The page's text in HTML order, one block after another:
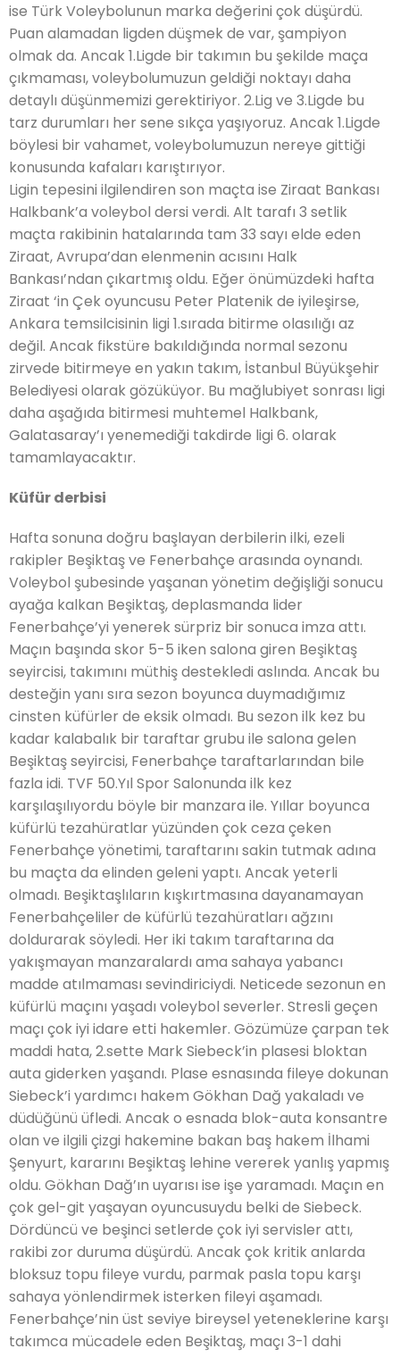
ise Türk Voleybolunun marka değerini çok düşürdü.
Puan alamadan ligden düşmek de var, şampiyon
olmak da. Ancak 1.Ligde bir takımın bu şekilde maça
çıkmaması, voleybolumuzun geldiği noktayı daha
detaylı düşünmemizi gerektiriyor. 2.Lig ve 3.Ligde bu
tarz durumları her sene sıkça yaşıyoruz. Ancak 1.Ligde
böylesi bir vahamet, voleybolumuzun nereye gittiği
konusunda kafaları karıştırıyor.
Ligin tepesini ilgilendiren son maçta ise Ziraat Bankası
Halkbank’a voleybol dersi verdi. Alt tarafı 3 setlik
maçta rakibinin hatalarında tam 33 sayı elde eden
Ziraat, Avrupa’dan elenmenin acısını Halk
Bankası’ndan çıkartmış oldu. Eğer önümüzdeki hafta
Ziraat ‘in Çek oyuncusu Peter Platenik de iyileşirse,
Ankara temsilcisinin ligi 1.sırada bitirme olasılığı az
değil. Ancak fikstüre bakıldığında normal sezonu
zirvede bitirmeye en yakın takım, İstanbul Büyükşehir
Belediyesi olarak gözüküyor. Bu mağlubiyet sonrası ligi
daha aşağıda bitirmesi muhtemel Halkbank,
Galatasaray’ı yenemediği takdirde ligi 6. olarak
tamamlayacaktır.
Küfür derbisi
Hafta sonuna doğru başlayan derbilerin ilki, ezeli
rakipler Beşiktaş ve Fenerbahçe arasında oynandı.
Voleybol şubesinde yaşanan yönetim değişliği sonucu
ayağa kalkan Beşiktaş, deplasmanda lider
Fenerbahçe’yi yenerek sürpriz bir sonuca imza attı.
Maçın başında skor 5-5 iken salona giren Beşiktaş
seyircisi, takımını müthiş destekledi aslında. Ancak bu
desteğin yanı sıra sezon boyunca duymadığımız
cinsten küfürler de eksik olmadı. Bu sezon ilk kez bu
kadar kalabalık bir taraftar grubu ile salona gelen
Beşiktaş seyircisi, Fenerbahçe taraftarlarından bile
fazla idi. TVF 50.Yıl Spor Salonunda ilk kez
karşılaşılıyordu böyle bir manzara ile. Yıllar boyunca
küfürlü tezahüratlar yüzünden çok ceza çeken
Fenerbahçe yönetimi, taraftarını sakin tutmak adına
bu maçta da elinden geleni yaptı. Ancak yeterli
olmadı. Beşiktaşlıların kışkırtmasına dayanamayan
Fenerbahçeliler de küfürlü tezahüratları ağzını
doldurarak söyledi. Her iki takım taraftarına da
yakışmayan manzaralardı ama sahaya yabancı
madde atılmaması sevindiriciydi. Neticede sezonun en
küfürlü maçını yaşadı voleybol severler. Stresli geçen
maçı çok iyi idare etti hakemler. Gözümüze çarpan tek
maddi hata, 2.sette Mark Siebeck’in plasesi bloktan
auta giderken yaşandı. Plase esnasında fileye dokunan
Siebeck’i yardımcı hakem Gökhan Dağ yakaladı ve
düdüğünü üfledi. Ancak o esnada blok-auta konsantre
olan ve ilgili çizgi hakemine bakan baş hakem İlhami
Şenyurt, kararını Beşiktaş lehine vererek yanlış yapmış
oldu. Gökhan Dağ’ın uyarısı ise işe yaramadı. Maçın en
çok gel-git yaşayan oyuncusuydu belki de Siebeck.
Dördüncü ve beşinci setlerde çok iyi servisler attı,
rakibi zor duruma düşürdü. Ancak çok kritik anlarda
bloksuz topu fileye vurdu, parmak pasla topu karşı
sahaya yönlendirmek isterken fileyi aşamadı.
Fenerbahçe’nin üst seviye bireysel yeteneklerine karşı
takımca mücadele eden Beşiktaş, maçı 3-1 dahi